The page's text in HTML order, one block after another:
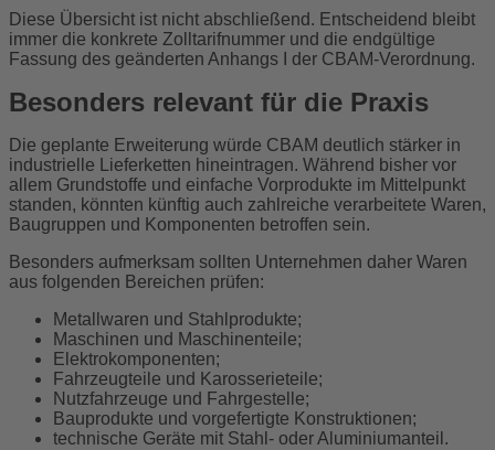
Diese Übersicht ist nicht abschließend. Entscheidend bleibt
immer die konkrete Zolltarifnummer und die endgültige
Fassung des geänderten Anhangs I der CBAM-Verordnung.
Besonders relevant für die Praxis
Die geplante Erweiterung würde CBAM deutlich stärker in
industrielle Lieferketten hineintragen. Während bisher vor
allem Grundstoffe und einfache Vorprodukte im Mittelpunkt
standen, könnten künftig auch zahlreiche verarbeitete Waren,
Baugruppen und Komponenten betroffen sein.
Besonders aufmerksam sollten Unternehmen daher Waren
aus folgenden Bereichen prüfen:
Metallwaren und Stahlprodukte;
Maschinen und Maschinenteile;
Elektrokomponenten;
Fahrzeugteile und Karosserieteile;
Nutzfahrzeuge und Fahrgestelle;
Bauprodukte und vorgefertigte Konstruktionen;
technische Geräte mit Stahl- oder Aluminiumanteil.